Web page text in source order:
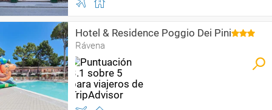
Hotel & Residence Poggio Dei Pini
Rávena